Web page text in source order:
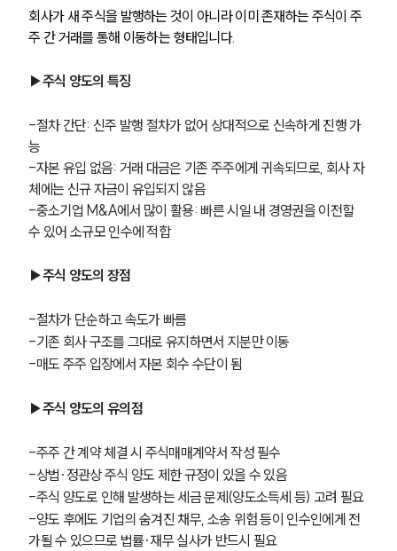
회사가 새 주식을 발행하는 것이 아니라 이미 존재하는 주식이 주
주 간 거래를 통해 이동하는 형태입니다.
▶주식 양도의 특징
-절차 간단: 신주 발행 절차가 없어 상대적으로 신속하게 진행 가
능
-자본 유입 없음: 거래 대금은 기존 주주에게 귀속되므로, 회사 자
체에는 신규 자금이 유입되지 않음
-중소기업 M&A에서 많이 활용: 빠른 시일 내 경영권을 이전할
수 있어 소규모 인수에 적합
▶주식 양도의 장점
-절차가 단순하고 속도가 빠름
-기존 회사 구조를 그대로 유지하면서 지분만 이동
-매도 주주 입장에서 자본 회수 수단이 됨
▶주식 양도의 유의점
-주주 간 계약 체결 시 주식매매계약서 작성 필수
-상법·정관상 주식 양도 제한 규정이 있을 수 있음
-주식 양도로 인해 발생하는 세금 문제(양도소득세 등) 고려 필요
-양도 후에도 기업의 숨겨진 채무, 소송 위험 등이 인수인에게 전
가될 수 있으므로 법률·재무 실사가 반드시 필요